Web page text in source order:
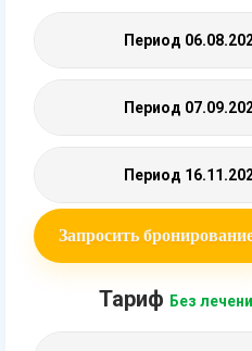
Период
Период
Период
Запросить
Тариф Без